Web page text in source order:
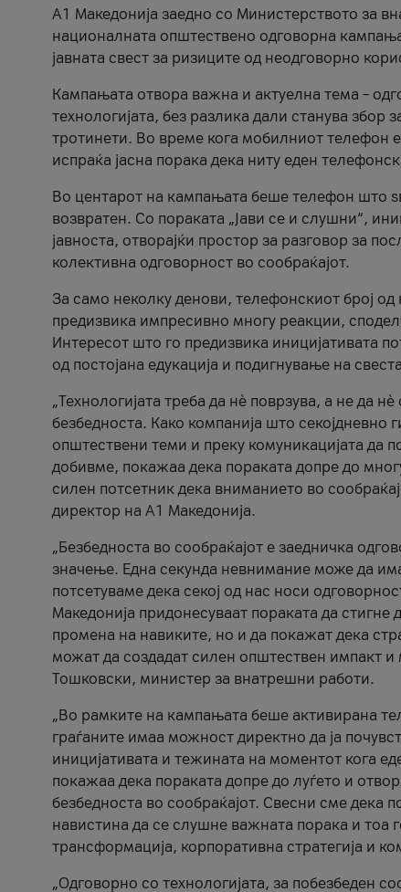
A1 Македонија заедно со Министерството за
националната општествено одговорна
јавната свест за ризиците од неодговорно
Кампањата отвора важна и актуелна тема –
технологијата, без разлика дали станува
тротинети. Во време кога мобилниот телефон е
испраќа јасна порака дека ниту еден
Во центарот на кампањата беше телефон што
возвратен. Со пораката „Јави се и слушни“,
јавноста, отворајќи простор за разговор за
колективна одговорност во сообраќајот.
За само неколку денови, телефонскиот број
предизвика импресивно многу реакции,
Интересот што го предизвика иницијативата
од постојана едукација и подигнување на
„Технологијата треба да нè поврзува, а не да
безбедноста. Како компанија што
општествени теми и преку комуникацијата да
добивме, покажаа дека пораката допре до
силен потсетник дека вниманието во
директор на А1 Македонија.
„Безбедноста во сообраќајот е заедничка
значење. Една секунда невнимание може да
потсетуваме дека секој од нас носи
Македонија придонесуваат пораката да
промена на навиките, но и да покажат дека
можат да создадат силен општествен импакт и
Тошковски, министер за внатрешни работи.
„Во рамките на кампањата беше активирана
граѓаните имаа можност директно да ја
иницијативата и тежината на моментот кога
покажаа дека пораката допре до луѓето и
безбедноста во сообраќајот. Свесни сме дека
навистина да се слушне важната порака и тоа
трансформација, корпоративна стратегија и
„Одговорно со технологијата, за побезбеден